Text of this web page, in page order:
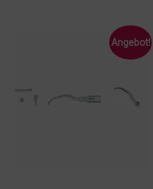
Angebot!